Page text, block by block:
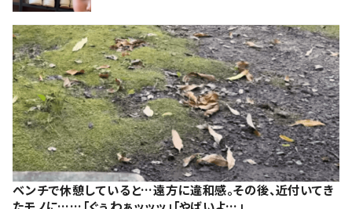
ベンチで休憩していると…遠方に違和感。その後、近付いてき